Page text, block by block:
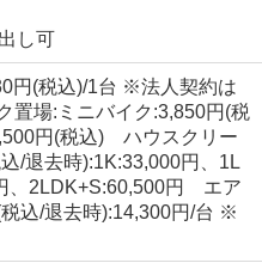
し可
円(税込)/1台 ※法人契約は
場:ミニバイク:3,850円(税
円(税込) ハウスクリー
/退去時):1K:33,000円、1L
、2LDK+S:60,500円 エア
込/退去時):14,300円/台 ※